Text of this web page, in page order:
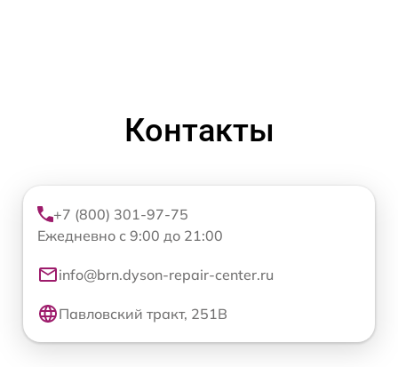
Контакты
+7 (800) 301-97-75
Ежедневно с 9:00 до 21:00
info@brn.dyson-repair-center.ru
Павловский тракт, 251В